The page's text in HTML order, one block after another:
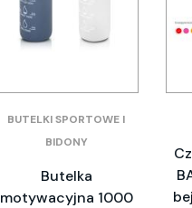
BUTELKI SPORTOWE I
BIDONY
Butelka
motywacyjna 1000